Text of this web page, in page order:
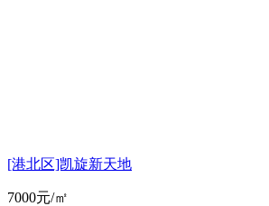
[港北区]凯旋新天地
7000元/㎡